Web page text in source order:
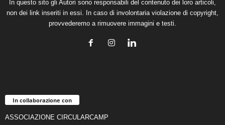
In questo sito gli Autori sono responsabili del contenuto dei loro articoli,
non dei link inseriti in essi. In caso di involontaria violazione di copyright,
provvederemo a rimuovere immagini e testi.
In collaborazione con
ASSOCIAZIONE CIRCULARCAMP